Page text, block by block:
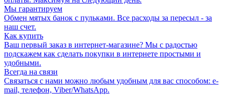
Мы гарантируем
Обмен мятых банок с пульками. Все расходы за пересыл - за
наш счет.
Как купить
Ваш первый заказ в интернет-магазине? Мы с радостью
подскажем как сделать покупки в интернете простыми и
удобными.
Всегда на связи
Связаться с нами можно любым удобным для вас способом: e-
mail, телефон, Viber/WhatsApp.